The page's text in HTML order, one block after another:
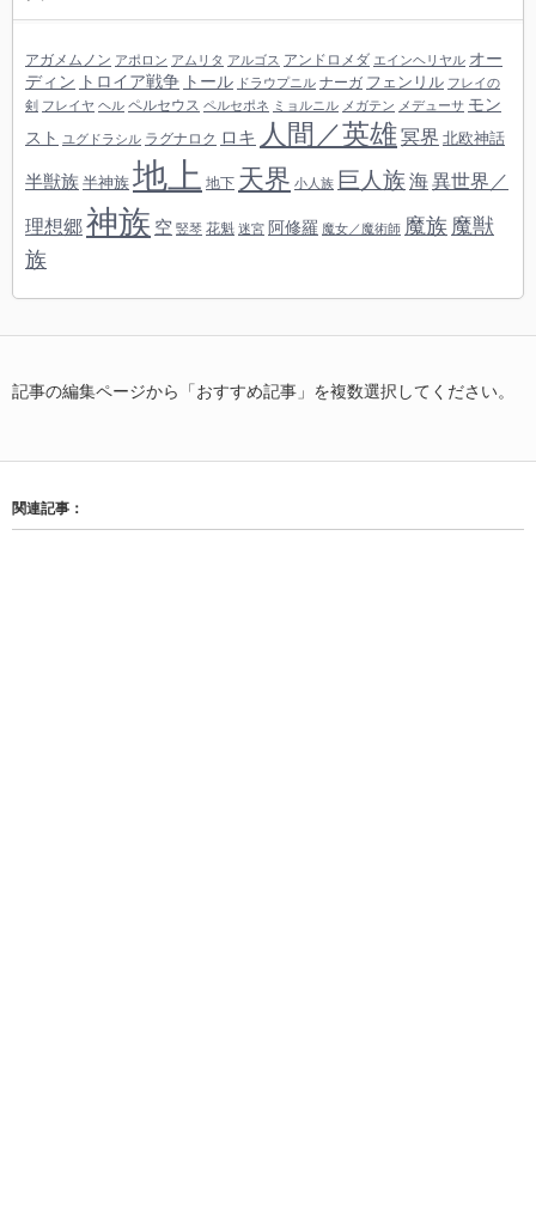
アガメムノン アポロン アムリタ アルゴス アンドロメダ エインヘリヤル オー
ディン トロイア戦争 トール ドラウプニル ナーガ フェンリル フレイの
剣 フレイヤ ヘル ペルセウス ペルセポネ ミョルニル メガテン メデューサ モン
スト
ユグドラシル ラグナロク ロキ 人間／英雄冥界 北欧神話
半獣族 半神族 地上 地下 天界 小人族 巨人族 海異世界／
理想郷神族 空 竪琴 花魁 迷宮 阿修羅 魔女／魔術師 魔族 魔獣
族
記事の編集ページから「おすすめ記事」を複数選択してください。
関連記事：